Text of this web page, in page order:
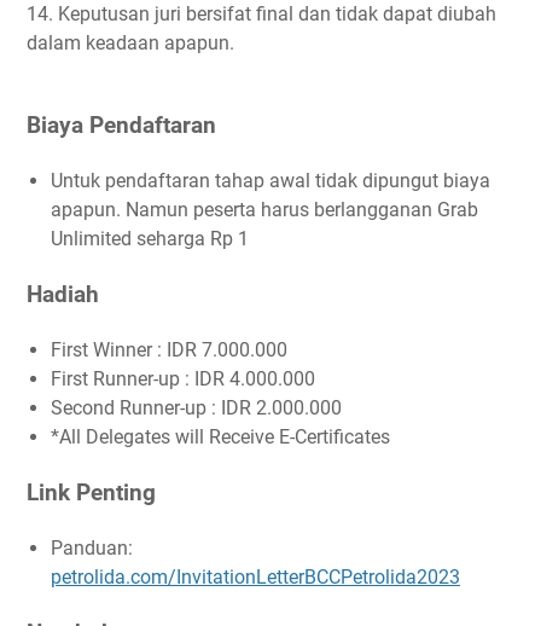
14. Keputusan juri bersifat final dan tidak dapat diubah
dalam keadaan apapun.
Biaya Pendaftaran
Untuk pendaftaran tahap awal tidak dipungut biaya
apapun. Namun peserta harus berlangganan Grab
Unlimited seharga Rp 1
Hadiah
First Winner : IDR 7.000.000
First Runner-up : IDR 4.000.000
Second Runner-up : IDR 2.000.000
*All Delegates will Receive E-Certificates
Link Penting
Panduan:
petrolida.com/InvitationLetterBCCPetrolida2023